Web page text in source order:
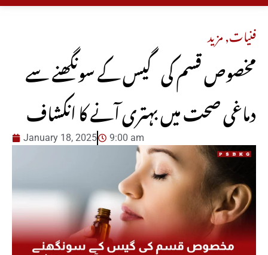
فنیات,مزید
مخصوص قسم کی گیس کے سونگھنے سے
دماغی صحت میں بہتری آنے کا انکشاف
January 18, 2025 9:00 am